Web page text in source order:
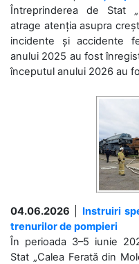
Întreprinderea de Stat
atrage atenția asupra
incidente și accidente
anului 2025 au fost
începutul anului 2026 au
04.06.2026
Instruiri
trenurilor de pompieri
În perioada 3–5 iunie
Stat „Calea Ferată din